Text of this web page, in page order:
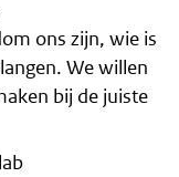
ons zijn, wie is
We willen
bij de juiste